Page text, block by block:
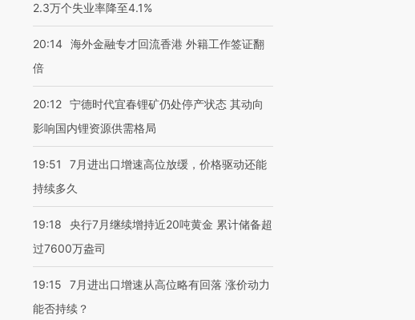
2.3万个失业率降至4.1%
20:14 海外金融专才回流香港 外籍工作签证翻
倍
20:12 宁德时代宜春锂矿仍处停产状态 其动向
影响国内锂资源供需格局
19:51
7月进出口增速高位放缓，价格驱动还能
持续多久
19:18
央行7月继续增持近20吨黄金 累计储备超
过7600万盎司
19:15
7月进出口增速从高位略有回落 涨价动力
能否持续？